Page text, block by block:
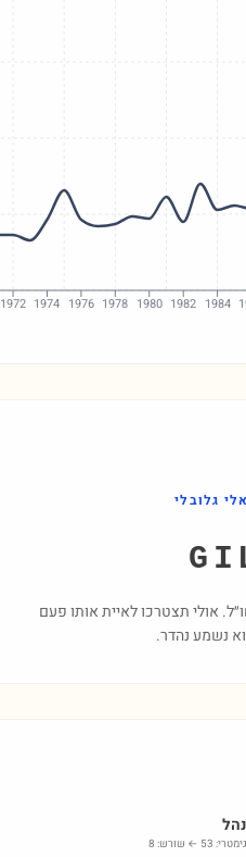
1972 1974 1976 1978 1980 1982 1984
גלובלי
אולי תצטרכו לאיית אותו פעם
נשמע נהדר.
53 ← שורש: 8